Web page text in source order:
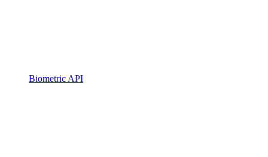
Biometric API